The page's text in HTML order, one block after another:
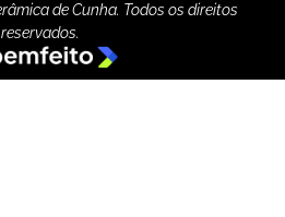
de Cunha. Todos os direitos
reservados.